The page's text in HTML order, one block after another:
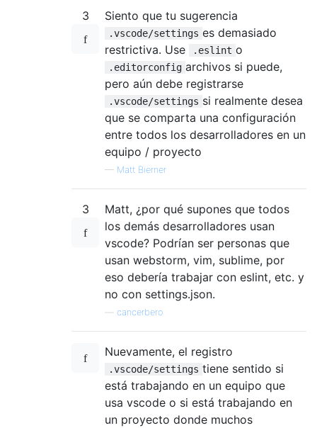
3 Siento que tu sugerencia
.vscode/settings es demasiado
restrictiva. Use
.eslint o
.editorconfig archivos si puede,
pero aún debe registrarse
.vscode/settings si realmente desea
que se comparta una configuración
entre todos los desarrolladores en un
equipo / proyecto
— Matt Bierner
3
Matt, ¿por qué supones que todos
los demás desarrolladores usan
vscode? Podrían ser personas que
usan webstorm, vim, sublime, por
eso debería trabajar con eslint, etc. y
no con settings.json.
cancerbero
Nuevamente, el registro
.vscode/settings tiene sentido si
está trabajando en un equipo que
usa vscode o si está trabajando en
un proyecto donde muchos